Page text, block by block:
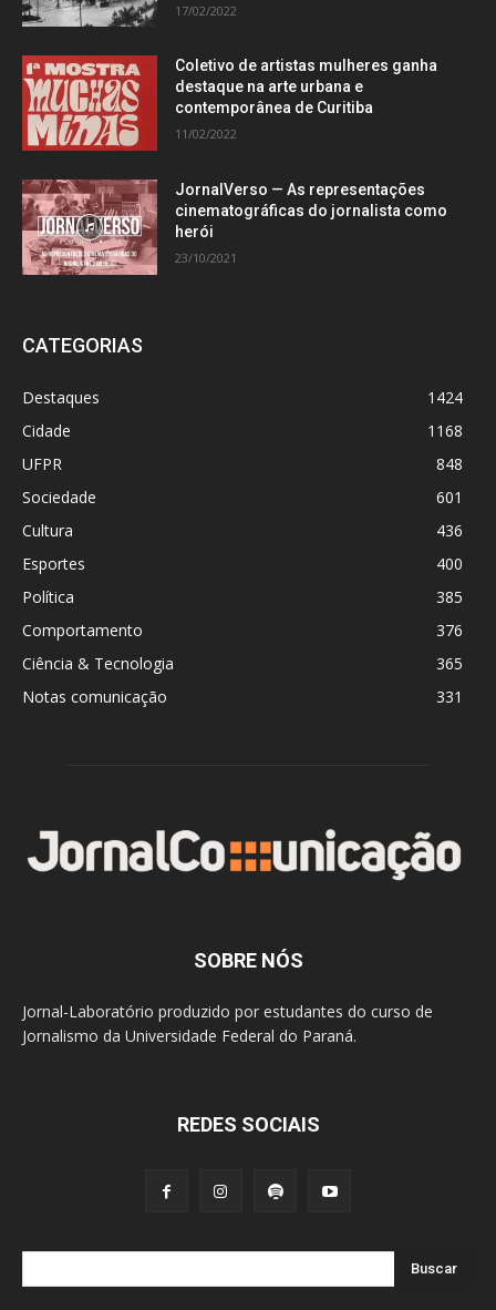
17/02/2022
Coletivo de artistas mulheres ganha
destaque na arte urbana e
contemporânea de Curitiba
11/02/2022
JornalVerso — As representações
cinematográficas do jornalista como
herói
23/10/2021
CATEGORIAS
Destaques
1424
Cidade
1168
UFPR
848
Sociedade
601
Cultura
436
Esportes
400
Política
385
Comportamento
376
Ciência & Tecnologia
365
Notas comunicação
331
SOBRE NÓS
Jornal-Laboratório produzido por estudantes do curso de
Jornalismo da Universidade Federal do Paraná.
REDES SOCIAIS
Buscar